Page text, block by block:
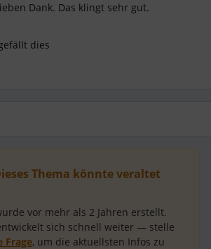
Dank. Das klingt sehr gut.
dies
Thema könnte veraltet
vor mehr als 2 Jahren erstellt.
sich schnell weiter — stelle
Frage, um die aktuellsten Infos zu